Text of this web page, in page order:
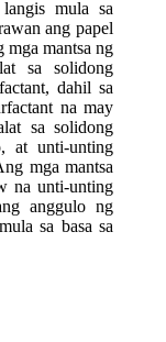
mula sa
ang papel
mga mantsa ng
sa solidong
dahil sa
na may
sa solidong
at unti-unting
mga mantsa
na unti-unting
anggulo ng
sa basa sa